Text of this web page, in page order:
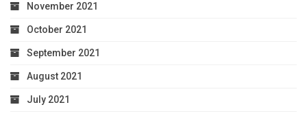
November 2021
October 2021
September 2021
August 2021
July 2021